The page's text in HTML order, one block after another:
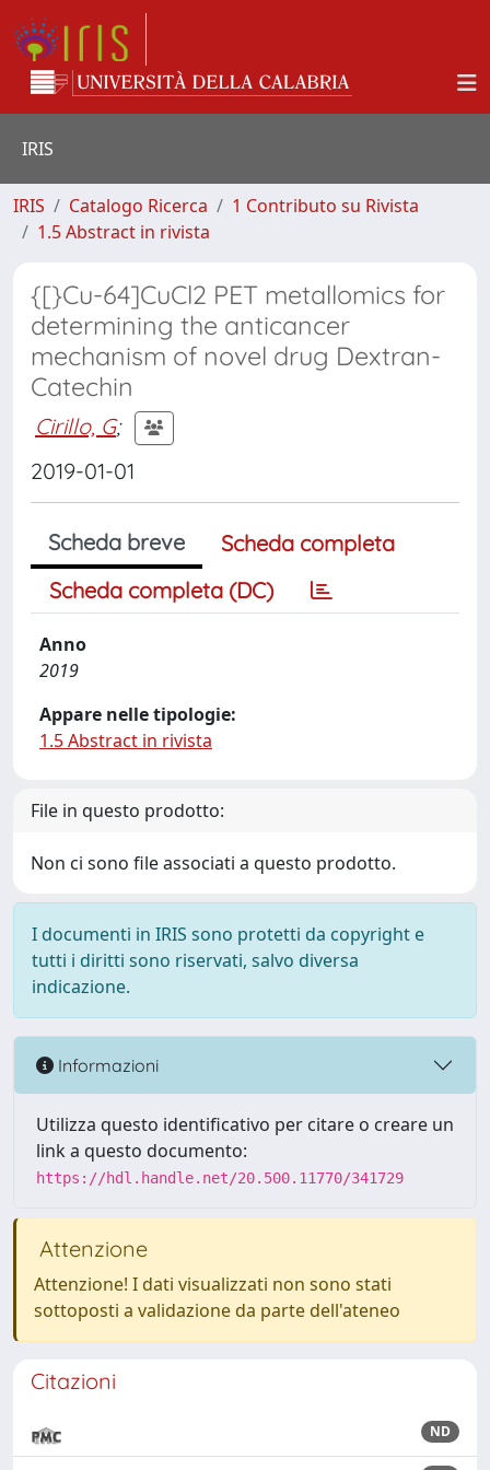
IRIS
IRIS Catalogo Ricerca
1 Contributo su Rivista
1.5 Abstract in rivista
{[}Cu-64]CuCl2 PET metallomics for
determining the anticancer
mechanism of novel drug Dextran-
Catechin
Cirillo, G;
2019-01-01
Scheda breve
Scheda completa
Scheda completa (DC)
Anno
2019
Appare nelle tipologie:
1.5 Abstract in rivista
File in questo prodotto:
Non ci sono file associati a questo prodotto.
I documenti in IRIS sono protetti da copyright e
tutti i diritti sono riservati, salvo diversa
indicazione.
Informazioni
Utilizza questo identificativo per citare o creare un
link a questo documento:
https://hdl.handle.net/20.500.11770/341729
Attenzione
Attenzione! I dati visualizzati non sono stati
sottoposti a validazione da parte dell'ateneo
Citazioni
ND